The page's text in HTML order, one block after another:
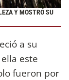
Y MOSTRÓ SU
a su
este
fueron por